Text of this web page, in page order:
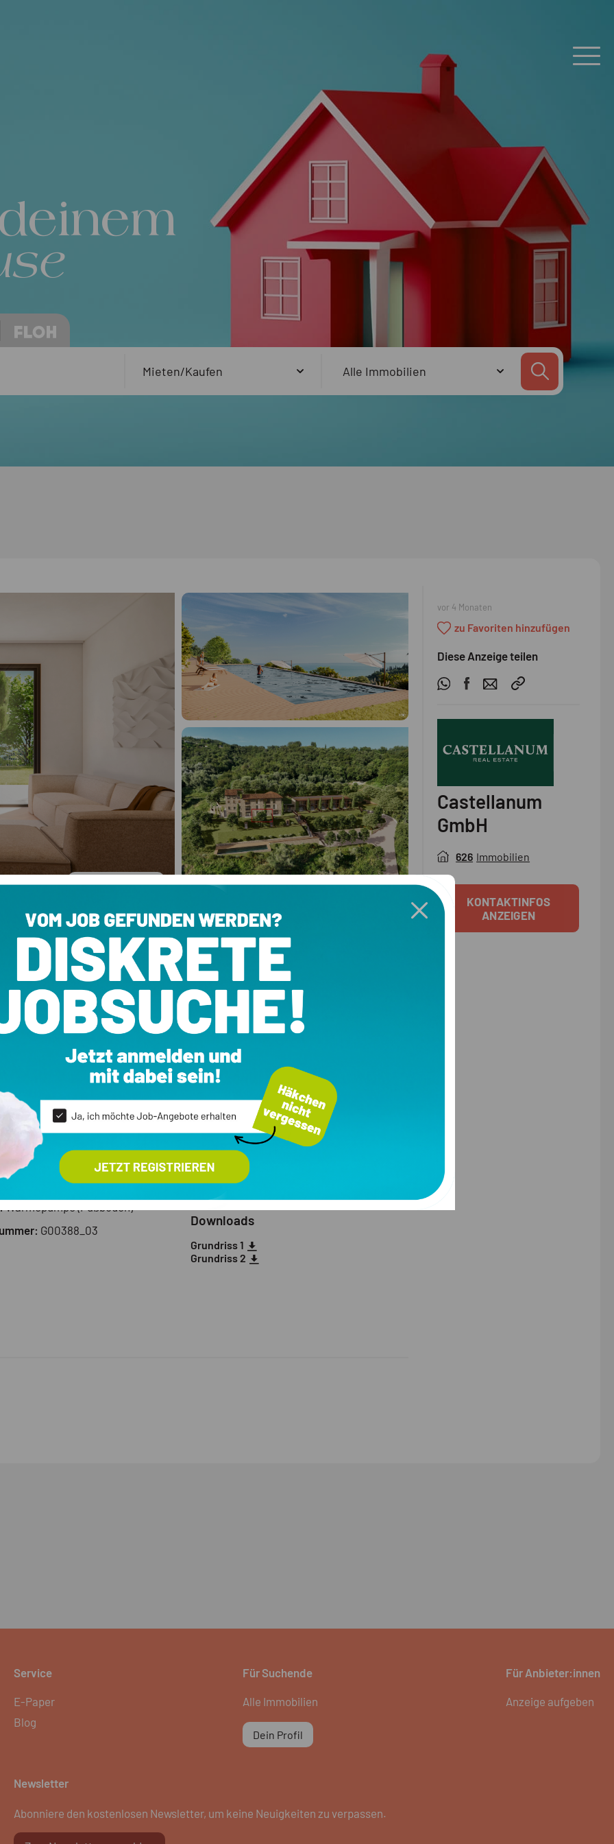
und Seeblick
/ WC:2
2026
KlimaHaus A+
Wärmepumpe (Fußboden)
G00388_03
Ausstattung
Garten
Keller
Schwimmbad
Terrasse
Downloads
Grundriss 1
Grundriss 2
vor 4 Monaten
zu Favoriten hinzufügen
Diese Anzeige teilen
Castellanum
GmbH
626 Immobilien
KONTAKTINFOS
ANZEIGEN
Service
E-Paper
Blog
Für Suchende
Alle Immobilien
Dein Profil
Für Anbieter:innen
Anzeige aufgeben
Newsletter
Abonniere den kostenlosen Newsletter, um keine Neuigkeiten zu verpassen.